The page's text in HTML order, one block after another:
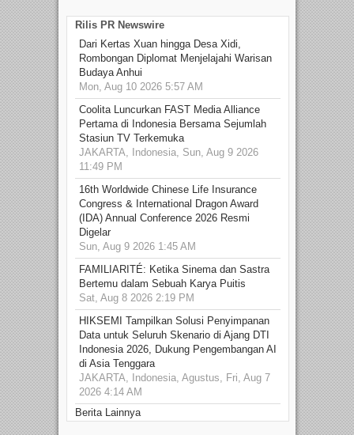
Rilis PR Newswire
Dari Kertas Xuan hingga Desa Xidi,
Rombongan Diplomat Menjelajahi Warisan
Budaya Anhui
Mon, Aug 10 2026 5:57 AM
Coolita Luncurkan FAST Media Alliance
Pertama di Indonesia Bersama Sejumlah
Stasiun TV Terkemuka
JAKARTA, Indonesia, Sun, Aug 9 2026
11:49 PM
16th Worldwide Chinese Life Insurance
Congress & International Dragon Award
(IDA) Annual Conference 2026 Resmi
Digelar
Sun, Aug 9 2026 1:45 AM
FAMILIARITÉ: Ketika Sinema dan Sastra
Bertemu dalam Sebuah Karya Puitis
Sat, Aug 8 2026 2:19 PM
HIKSEMI Tampilkan Solusi Penyimpanan
Data untuk Seluruh Skenario di Ajang DTI
Indonesia 2026, Dukung Pengembangan AI
di Asia Tenggara
JAKARTA, Indonesia, Agustus, Fri, Aug 7
2026 4:14 AM
Berita Lainnya